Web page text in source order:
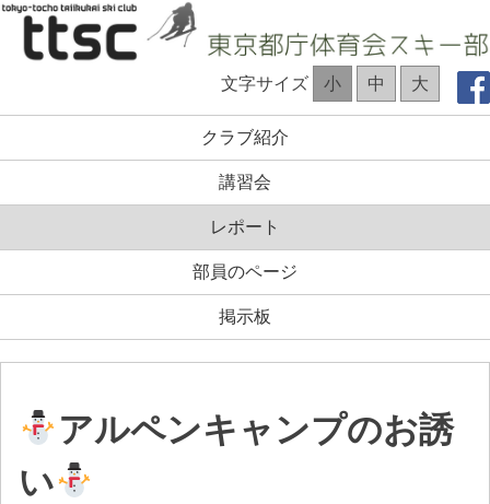
コ
ツ
プ
文字サイズ 小 中 大
クラブ紹介
講習会
レポート
部員のページ
掲示板
アルペンキャンプのお誘
い